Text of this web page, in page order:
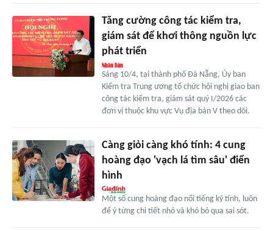
Tăng cường công tác kiểm tra,
giám sát để khơi thông nguồn lực
phát triển
Sáng 10/4, tại thành phố Đà Nẵng, Ủy ban
Kiểm tra Trung ương tổ chức hội nghị giao ban
công tác kiểm tra, giám sát quý I/2026 các
đơn vị thuộc khu vực Vụ địa bàn V theo dõi.
Càng giỏi càng khó tính: 4 cung
hoàng đạo 'vạch lá tìm sâu' điển
hình
Một số cung hoàng đạo nổi tiếng kỹ tính, luôn
để ý từng chi tiết nhỏ và khó bỏ qua sai sót.